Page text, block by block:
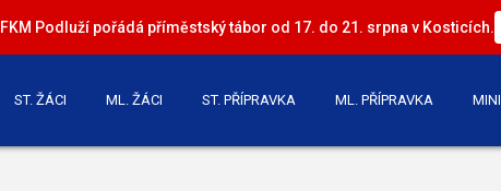
FKM Podluží pořádá příměstský tábor od 17. do 21. srpna v Kosticích.
ST. ŽÁCI ML. ŽÁCI ST. PŘÍPRAVKA ML. PŘÍPRAVKA MINI